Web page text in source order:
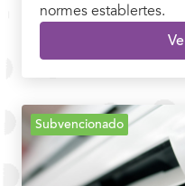
normes establertes.
Subvencionado